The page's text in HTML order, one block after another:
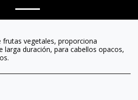
frutas vegetales, proporciona
larga duración, para cabellos opacos,